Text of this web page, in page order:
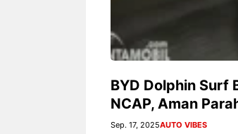
BYD Dolphin Surf
NCAP, Aman
Sep. 17, 2025AUTO VIBES